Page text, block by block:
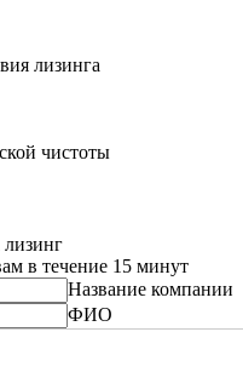
лизинга
чистоты
лизинг
в течение 15 минут
Название компании
ФИО